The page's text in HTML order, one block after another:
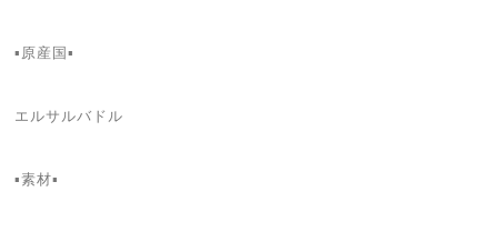
▪️原産国▪
エルサルバドル
▪️素材▪